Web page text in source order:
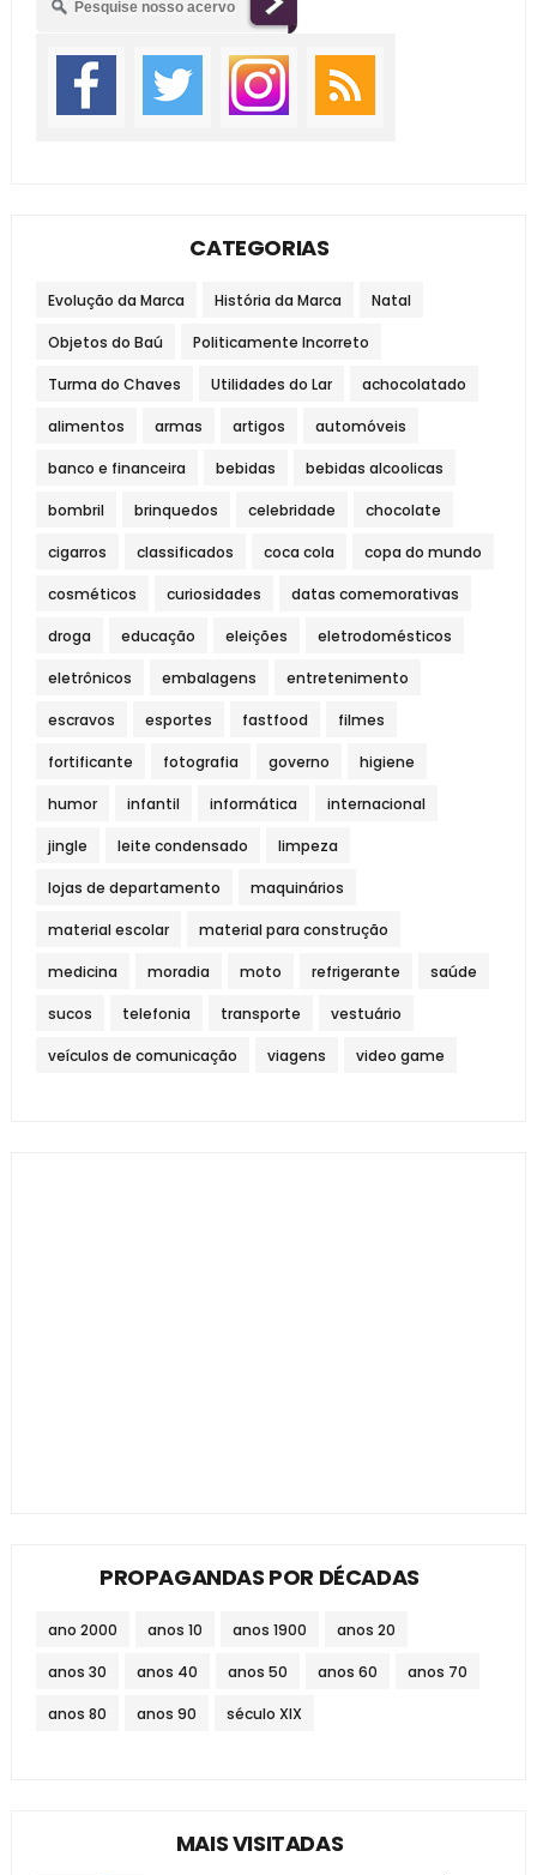
CATEGORIAS
Evolução da Marca História da Marca Natal
Objetos do Baú Politicamente Incorreto
Turma do Chaves Utilidades do Lar achocolatado
alimentos armas artigos automóveis
banco e financeira bebidas bebidas alcoolicas
bombril brinquedos celebridade chocolate
cigarros classificados coca cola copa do mundo
cosméticos curiosidades datas comemorativas
droga educação eleições eletrodomésticos
eletrônicos embalagens entretenimento
escravos esportes fastfood filmes
fortificante fotografia governo higiene
humor infantil informática internacional
jingle leite condensado limpeza
lojas de departamento maquinários
material escolar material para construção
medicina moradia moto refrigerante saúde
sucos telefonia transporte vestuário
veículos de comunicação viagens video game
PROPAGANDAS POR DÉCADAS
ano 2000 anos 10 anos 1900 anos 20
anos 30 anos 40 anos 50 anos 60 anos 70
anos 80 anos 90 século XIX
MAIS VISITADAS